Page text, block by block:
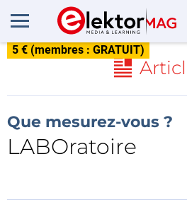
5 € (membres : GRATUIT)
Que mesurez-vous ?
LABOratoire